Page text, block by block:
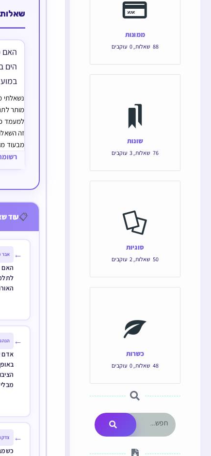
האם
הים
נשאלתי
מותר
למעמד
זה
מבעוד
תלוי
כולם
📋עוד
← אבר
האם
←
אדם
←
ממונות
88 שאלות,
0 עוקבים
שונות
76 שאלות,
3 עוקבים
סוגיות
50 שאלות,
2 עוקבים
כשרות
48 שאלות,
0 עוקבים